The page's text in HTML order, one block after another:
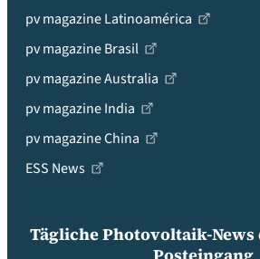
pv magazine Latinoamérica
pv magazine Brasil
pv magazine Australia
pv magazine India
pv magazine China
ESS News
Tägliche Photovoltaik-